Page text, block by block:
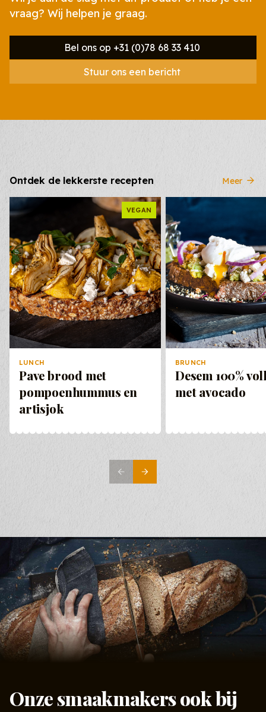
vraag? Wij helpen je graag.
Bel ons op +31 (0)78 68 33 410
Stuur ons een bericht
Ontdek de lekkerste recepten Meer
VEGAN
LUNCH
Pave brood met
pompoenhummus en
artisjok
BRUNCH
Desem 100%
met avocado
Onze smaakmakers ook bij